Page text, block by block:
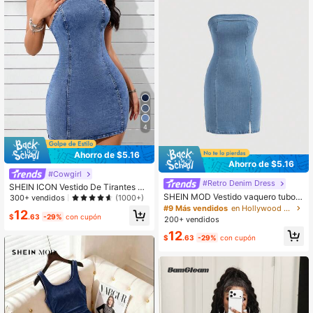
4
Ahorro de $5.16
#Cowgirl
SHEIN ICON Vestido De Tirantes Y
Cuello Halter De Mezclilla Para Muj
300+ vendidos (1000+)
$12.63 -29% con cupón
Ahorro de $5.16
#Retro Denim Dress
SHEIN MOD Vestido vaquero tubo d
e verano ajustado azul con dobladil
lo dividido
#9 Más vendidos
en Hollywood Vestidos de mezclilla para mujer
200+ vendidos
$12.63 -29% con cupón